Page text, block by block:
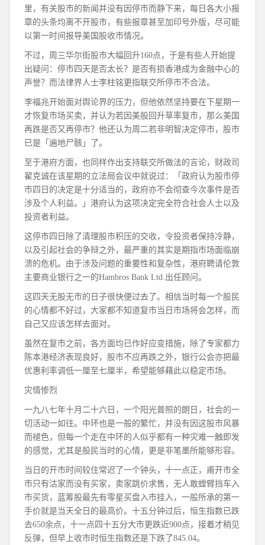
里，有关股市的新闻并没有因停市而静下来，每日各大小报
章的头条均离不开股市，有些报章甚至加印号外版，尽可能
以第一时间报导美国股收市情况。
不过，周三华尔街股市大幅回升160点，于是有些人开始提
出疑问：停市四天是否太长？是否有损香港成为金融中心的
声誉？而法律界人士李柱铭更指联交所停市不合法。
李福兆开始面对舆论界的压力，但他依然坚持要在下星期一
才恢复市场买卖，并认为若因美股回升草率复市，那么美国
再跌是否又再停市？他还认为周二若非明智决定停市，股市
已是「遍地尸骸」了。
至于港府方面，也同样作出支持联交所做法的言论，财政司
翟克诚在该星期的立法局会议中就说过：「政府认为股市停
市四日的决定是十分适当的，政府亦不会彻查今次事件是否
涉及个人利益。」港府认为这项决定完全符合社会人士以及
投资者利益。
这停市四日除了清理股市积压的交收，令投资者保持冷静，
以及引起社会的争辩之外，最严重的其实是期指市场面临崩
溃的危机。由于涉及问题的重要性和复杂性，港府聘请伦敦
主要商业银行之一的Hambros Bank Ltd.出任顾问。
这四天无股无市的日子很快便过去了。相信当时每一个股民
的心情都不好过，大家都不知道复市当日市场将会怎样，而
自己又应该怎样去面对。
虽然在复市之前，各方面均已作好应变措施，除了专家都力
陈本港经济表现良好，股市不应再跌之外，银行公会亦把最
优惠利率调低一厘至七厘半，希望能够藉此以稳定市场。
灾情惨烈
一九八七年十月二十六日，一个阳光普照的朗日，社会的一
切活动一如往。中环也是一般的繁忙，并没有因这股市风暴
而褪色，但每一个走在中环的人似乎都有一种灾难一触即发
的感觉，尤其是股民当时的心情，更是非笔墨所能够形容。
当日的开市时间较住常迟了一个钟头，十一点正，甫开市全
市只有沽家而没有买家，卖家跳价求售，无人敢螳臂挡车入
市买货，蓝筹股最先有零星买盘入市挂入，一般所承的第一
手价就是当天全日的最高价。十五分钟过后，恒生指数已跌
去650余点，十一点四十五分大市更跌近900点，接着才稍见
反弹，但早上收市时恒生指数还是下跌了845.04。